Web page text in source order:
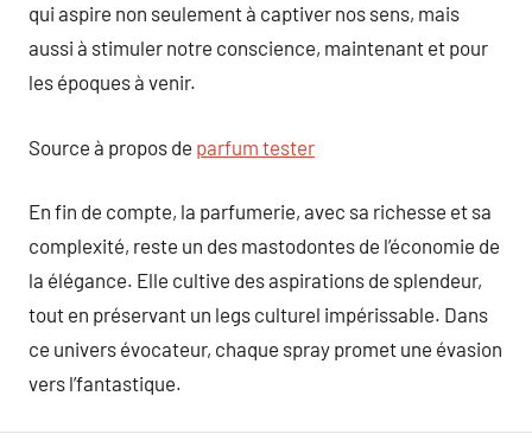
qui aspire non seulement à captiver nos sens, mais
aussi à stimuler notre conscience, maintenant et pour
les époques à venir.
Source à propos de parfum tester
En fin de compte, la parfumerie, avec sa richesse et sa
complexité, reste un des mastodontes de l’économie de
la élégance. Elle cultive des aspirations de splendeur,
tout en préservant un legs culturel impérissable. Dans
ce univers évocateur, chaque spray promet une évasion
vers l’fantastique.